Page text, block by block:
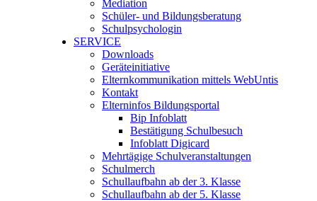
Mediation
Schüler- und Bildungsberatung
Schulpsychologin
SERVICE
Downloads
Geräteinitiative
Elternkommunikation mittels WebUntis
Kontakt
Elterninfos Bildungsportal
Bip Infoblatt
Bestätigung Schulbesuch
Infoblatt Digicard
Mehrtägige Schulveranstaltungen
Schulmerch
Schullaufbahn ab der 3. Klasse
Schullaufbahn ab der 5. Klasse